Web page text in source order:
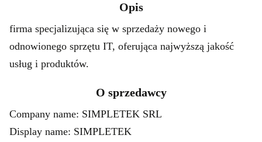
Opis
firma specjalizująca się w sprzedaży nowego i
odnowionego sprzętu IT, oferująca najwyższą jakość
usług i produktów.
O sprzedawcy
Company name: SIMPLETEK SRL
Display name: SIMPLETEK